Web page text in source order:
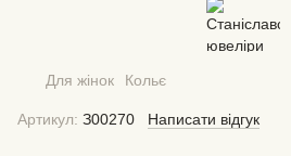
Для жінок Кольє
Артикул: З00270 Написати відгук